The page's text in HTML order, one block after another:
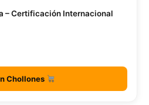
– Certificación Internacional
Chollones